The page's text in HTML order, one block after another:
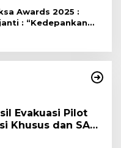
Awards 2025 :
: “Kedepankan
Wujudkan
Evakuasi Pilot
Khusus dan SAR